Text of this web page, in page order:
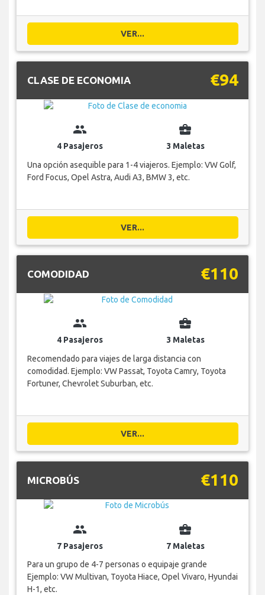
VER...
CLASE DE ECONOMIA €94
group
4 Pasajeros
business_center
3 Maletas
Una opción asequible para 1-4 viajeros. Ejemplo: VW Golf,
Ford Focus, Opel Astra, Audi A3, BMW 3, etc.
VER...
COMODIDAD €110
group
4 Pasajeros
business_center
3 Maletas
Recomendado para viajes de larga distancia con
comodidad. Ejemplo: VW Passat, Toyota Camry, Toyota
Fortuner, Chevrolet Suburban, etc.
VER...
MICROBÚS €110
group
7 Pasajeros
business_center
7 Maletas
Para un grupo de 4-7 personas o equipaje grande
Ejemplo: VW Multivan, Toyota Hiace, Opel Vivaro, Hyundai
H-1, etc.